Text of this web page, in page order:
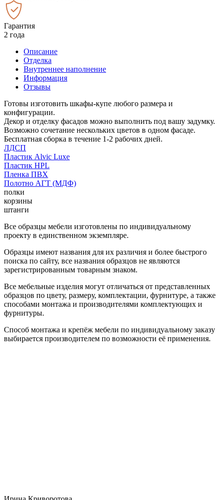
Гарантия
2 года
Описание
Отделка
Внутреннее наполнение
Информация
Отзывы
Готовы изготовить шкафы-купе любого размера и
конфигурации.
Декор и отделку фасадов можно выполнить под вашу задумку.
Возможно сочетание нескольких цветов в одном фасаде.
Бесплатная сборка в течение 1-2 рабочих дней.
ЛДСП
Пластик Alvic Luxe
Пластик HPL
Пленка ПВХ
Полотно АГТ (МДФ)
полки
корзины
штанги
Все образцы мебели изготовлены по индивидуальному
проекту в единственном экземпляре.
Образцы имеют названия для их различия и более быстрого
поиска по сайту, все названия образцов не являются
зарегистрированным товарным знаком.
Все мебельные изделия могут отличаться от представленных
образцов по цвету, размеру, комплектации, фурнитуре, а также
способами монтажа и производителями комплектующих и
фурнитуры.
Способ монтажа и крепёж мебели по индивидуальному заказу
выбирается производителем по возможности её применения.